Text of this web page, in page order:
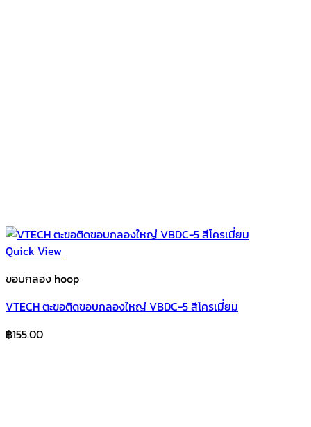
Quick View
ขอบกลอง hoop
VTECH ตะขอติดขอบกลองใหญ่ VBDC-5 สีโครเมี่ยม
฿155.00